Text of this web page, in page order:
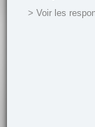
> Voir les